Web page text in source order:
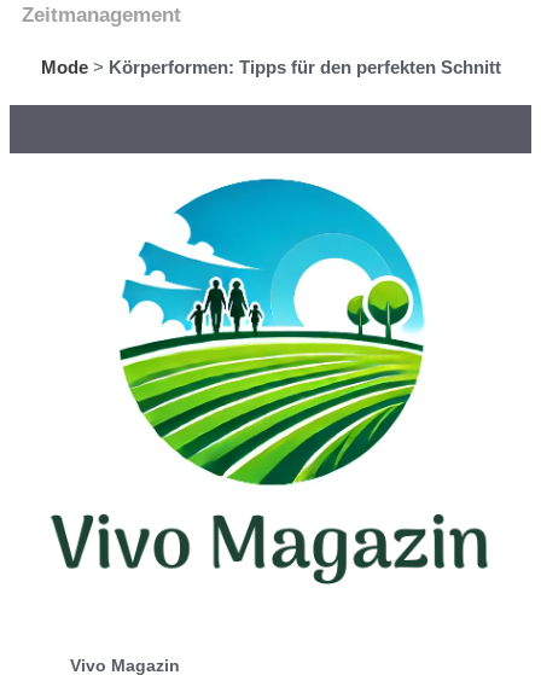
Zeitmanagement
Mode> Körperformen: Tipps für den perfekten Schnitt
Vivo Magazin